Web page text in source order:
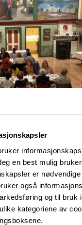
en best mulig
er
også
og til bruk
kategoriene av